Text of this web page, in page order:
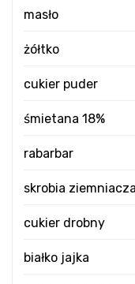
masło
żółtko
cukier puder
śmietana 18%
rabarbar
skrobia
cukier drobny
białko jajka